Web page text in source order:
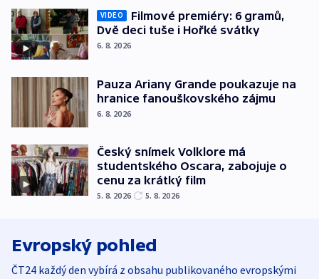
VIDEO
Filmové premiéry: 6 gramů,
Dvě deci tuše i Hořké svátky
6. 8. 2026
Pauza Ariany Grande poukazuje na
hranice fanouškovského zájmu
6. 8. 2026
Český snímek Volklore má
studentského Oscara, zabojuje o
cenu za krátký film
5. 8. 2026 5. 8. 2026
Evropský pohled
ČT24 každý den vybírá z obsahu publikovaného evropskými